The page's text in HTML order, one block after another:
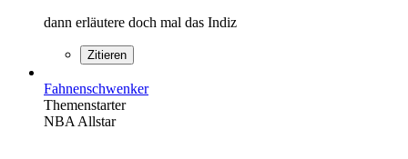
dann erläutere doch mal das Indiz
Zitieren
Fahnenschwenker
Themenstarter
NBA Allstar